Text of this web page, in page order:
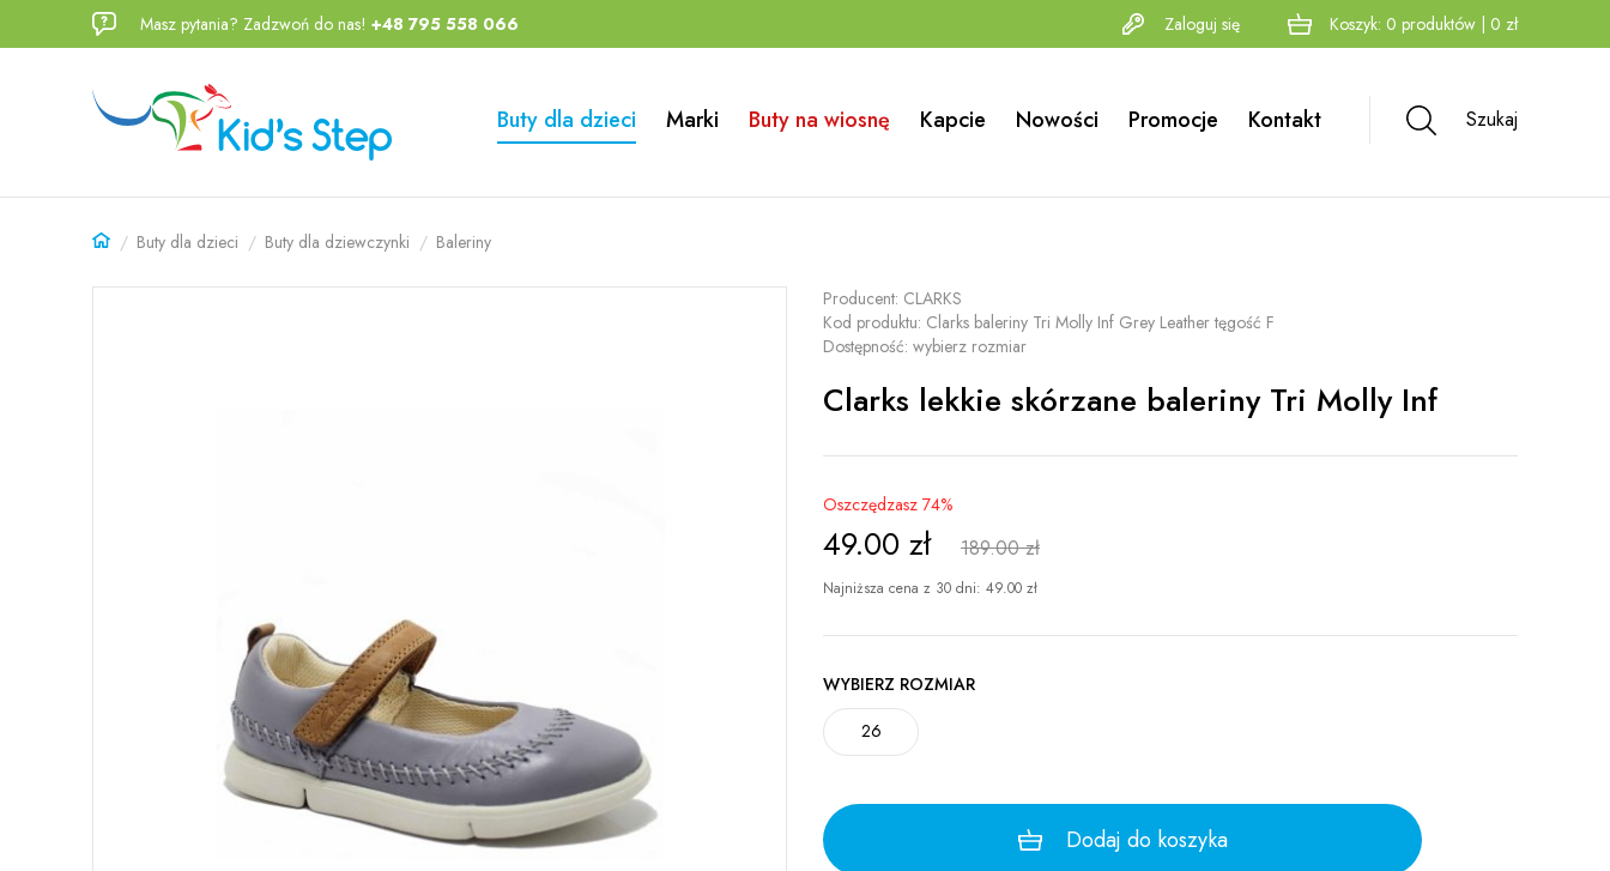
Przejdź
do menu
głównego
Przejdź
menu w
Masz pytania? Zadzwoń do nas! +48 795 558 066 Zaloguj się Koszyk: 0 produktów 0 zł
Buty dla dzieci Marki Buty na wiosnę Kapcie Nowości Promocje Kontakt Szukaj
Buty dla dzieci Buty dla dziewczynki Baleriny
Producent: CLARKS
Kod produktu: Clarks baleriny Tri Molly Inf Grey Leather tęgość F
Dostępność: wybierz rozmiar
Clarks lekkie skórzane baleriny Tri Molly Inf
Oszczędzasz 74%
49.00 zł 189.00 zł
Najniższa cena z 30 dni: 49.00 zł
WYBIERZ ROZMIAR
26
Dodaj do koszyka